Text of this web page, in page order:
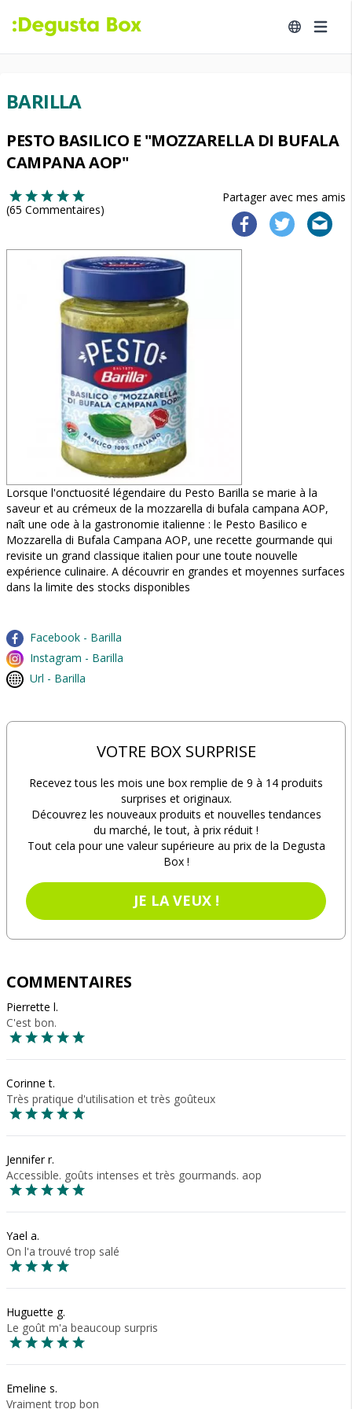
BARILLA
PESTO BASILICO E "MOZZARELLA DI BUFALA
CAMPANA AOP"
Partager avec mes amis
(65 Commentaires)
Lorsque l'onctuosité légendaire du Pesto Barilla se marie à la
saveur et au crémeux de la mozzarella di bufala campana AOP,
naît une ode à la gastronomie italienne : le Pesto Basilico e
Mozzarella di Bufala Campana AOP, une recette gourmande qui
revisite un grand classique italien pour une toute nouvelle
expérience culinaire. A découvrir en grandes et moyennes surfaces
dans la limite des stocks disponibles
Facebook - Barilla
Instagram - Barilla
Url - Barilla
VOTRE BOX SURPRISE
Recevez tous les mois une box remplie de 9 à 14 produits
surprises et originaux.
Découvrez les nouveaux produits et nouvelles tendances
du marché, le tout, à prix réduit !
Tout cela pour une valeur supérieure au prix de la Degusta
Box !
JE LA VEUX !
COMMENTAIRES
Pierrette l.
C'est bon.
Corinne t.
Très pratique d'utilisation et très goûteux
Jennifer r.
Accessible. goûts intenses et très gourmands. aop
Yael a.
On l'a trouvé trop salé
Huguette g.
Le goût m'a beaucoup surpris
Emeline s.
Vraiment trop bon